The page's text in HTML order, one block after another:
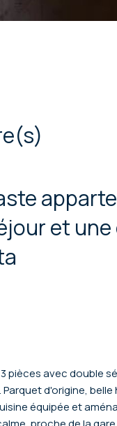
et
pièces avec double
d'origine, belle
équipée et
proche de la gare